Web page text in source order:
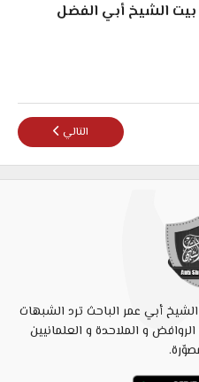
الشيخ أبي الفضل
مشكلة الشيعة سب علي بن ابي طالب
المقال التالي:
التالي
أبي عمر الباحث ترد الشبهات
و الملاحدة و العلمانيين